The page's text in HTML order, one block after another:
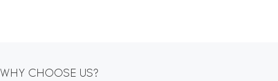
WHY CHOOSE US?